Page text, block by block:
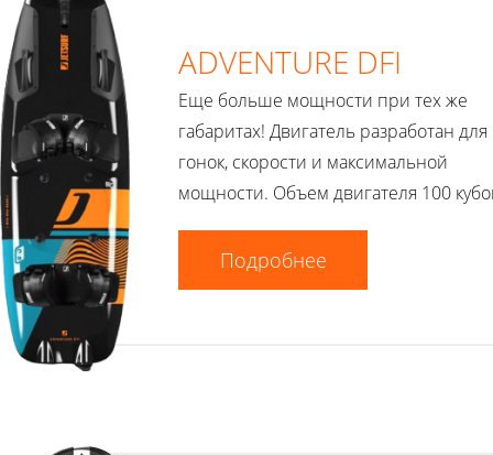
ADVENTURE DFI
Еще больше мощности при тех же
габаритах! Двигатель разработан для
гонок, скорости и максимальной
мощности. Объем двигателя 100
Подробнее